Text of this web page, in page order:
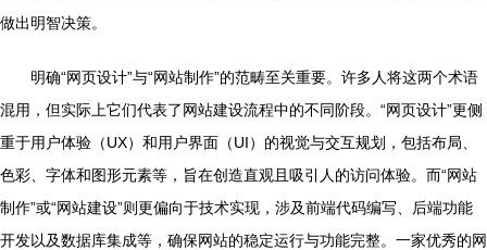
做出明智决策。
明确“网页设计”与“网站制作”的范畴至关重要。许多人将这两个术语
混用，但实际上它们代表了网站建设流程中的不同阶段。“网页设计”更侧
重于用户体验（UX）和用户界面（UI）的视觉与交互规划，包括布局、
色彩、字体和图形元素等，旨在创造直观且吸引人的访问体验。而“网站
制作”或“网站建设”则更偏向于技术实现，涉及前端代码编写、后端功能
开发以及数据库集成等，确保网站的稳定运行与功能完整。一家优秀的网